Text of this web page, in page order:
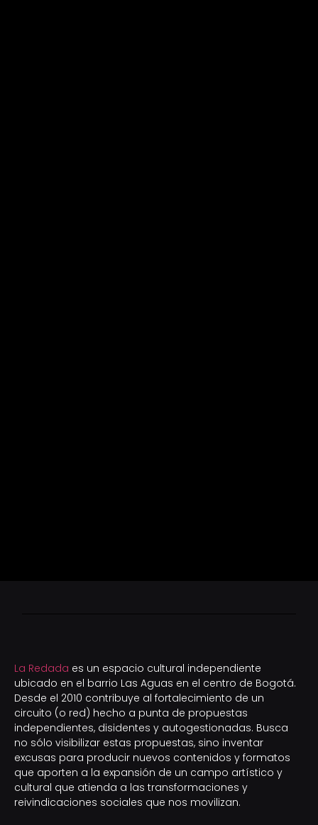
La Redada es un espacio cultural independiente
ubicado en el barrio Las Aguas en el centro de Bogotá.
Desde el 2010 contribuye al fortalecimiento de un
circuito (o red) hecho a punta de propuestas
independientes, disidentes y autogestionadas. Busca
no sólo visibilizar estas propuestas, sino inventar
excusas para producir nuevos contenidos y formatos
que aporten a la expansión de un campo artístico y
cultural que atienda a las transformaciones y
reivindicaciones sociales que nos movilizan.